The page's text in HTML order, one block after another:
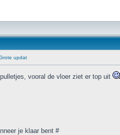
updat
vooral de vloer ziet er top uit
je klaar bent #